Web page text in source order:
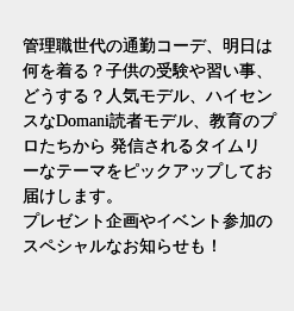
管理職世代の通勤コーデ、明日は
何を着る？子供の受験や習い事、
どうする？人気モデル、ハイセン
スなDomani読者モデル、教育のプ
ロたちから 発信されるタイムリ
ーなテーマをピックアップしてお
届けします。
プレゼント企画やイベント参加の
スペシャルなお知らせも！